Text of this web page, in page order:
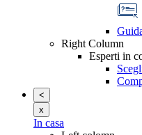
Right Column
Esperti in
<
x
In casa